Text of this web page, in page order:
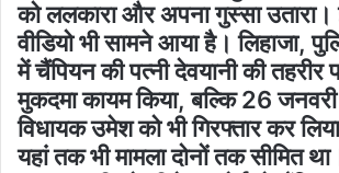
को ललकारा और अपना गुस्सा
वीडियो भी सामने आया है। लिहाजा,
में चैंपियन की पत्नी देवयानी की तहरीर
मुकदमा कायम किया, बल्कि 26 जनवरी
विधायक उमेश को भी गिरफ्तार कर
यहां तक भी मामला दोनों तक सीमित